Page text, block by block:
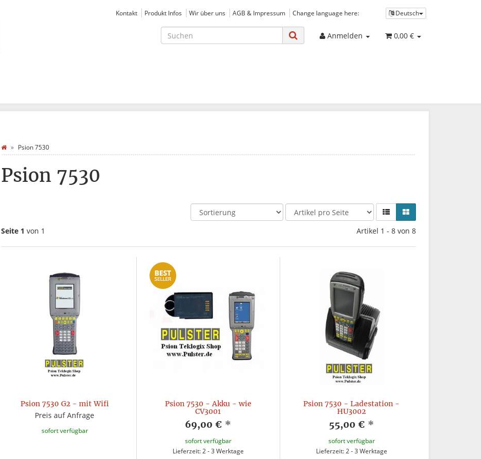
Deutsch
Kontakt Produkt Infos Wir über uns AGB & Impressum Change language here:
Anmelden 0,00 €
Psion 7530
Psion 7530
Seite 1 von 1 Artikel 1 - 8 von 8
Psion 7530 G2 - mit Wifi
Preis auf Anfrage
sofort verfügbar
Psion 7530 - Akku - wie
CV3001
69,00 € *
sofort verfügbar
Lieferzeit: 2 - 3 Werktage
Psion 7530 - Ladestation -
HU3002
55,00 € *
sofort verfügbar
Lieferzeit: 2 - 3 Werktage